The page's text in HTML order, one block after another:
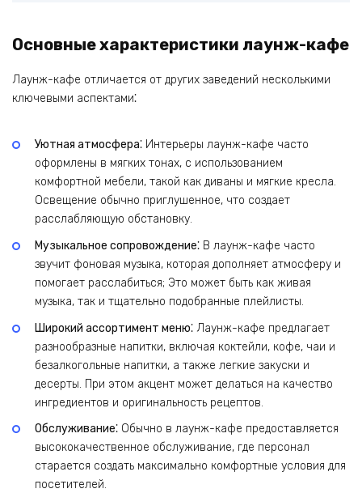
Основные характеристики лаунж-кафе
Лаунж-кафе отличается от других заведений несколькими
ключевыми аспектами⁚
Уютная атмосфера⁚ Интерьеры лаунж-кафе часто
оформлены в мягких тонах, с использованием
комфортной мебели, такой как диваны и мягкие кресла.
Освещение обычно приглушенное, что создает
расслабляющую обстановку.
Музыкальное сопровождение⁚ В лаунж-кафе часто
звучит фоновая музыка, которая дополняет атмосферу и
помогает расслабиться; Это может быть как живая
музыка, так и тщательно подобранные плейлисты.
Широкий ассортимент меню⁚ Лаунж-кафе предлагает
разнообразные напитки, включая коктейли, кофе, чаи и
безалкогольные напитки, а также легкие закуски и
десерты. При этом акцент может делаться на качество
ингредиентов и оригинальность рецептов.
Обслуживание⁚ Обычно в лаунж-кафе предоставляется
высококачественное обслуживание, где персонал
старается создать максимально комфортные условия для
посетителей.